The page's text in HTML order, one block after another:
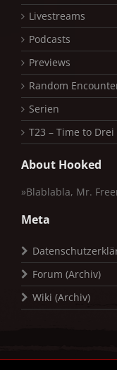
Livestreams
Podcasts
Previews
Random
Serien
T23 – Time to Drei
About Hooked
»Blablabla, Mr.
Meta
Forum (Archiv)
Wiki (Archiv)